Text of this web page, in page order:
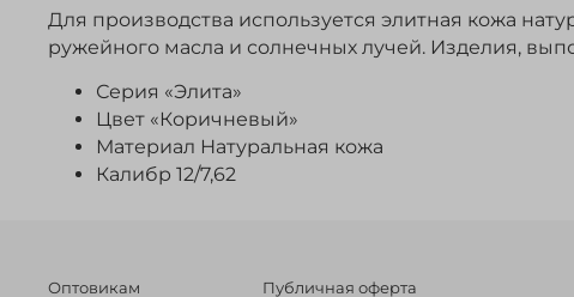
Для производства используется элитная кожа
ружейного масла и солнечных лучей. Изделия,
Серия «Элита»
Цвет «Коричневый»
Материал Натуральная кожа
Калибр 12/7,62
Оптовикам Публичная оферта